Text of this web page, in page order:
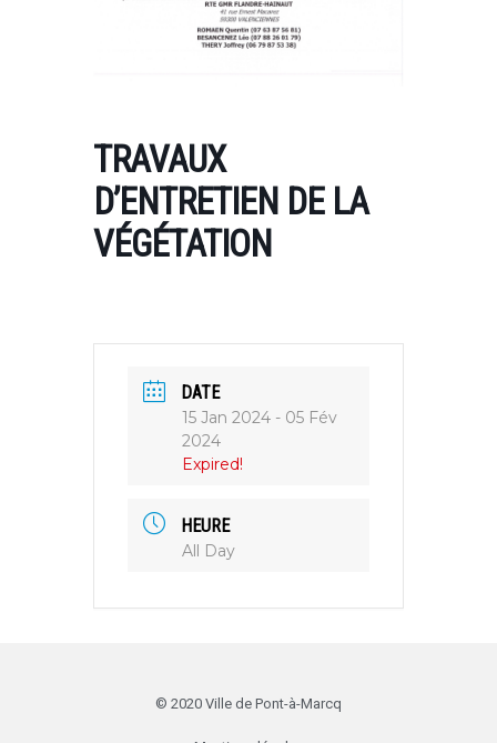
TRAVAUX
D’ENTRETIEN DE LA
VÉGÉTATION
DATE
15 Jan 2024 - 05 Fév
2024
Expired!
HEURE
All Day
© 2020 Ville de Pont-à-Marcq